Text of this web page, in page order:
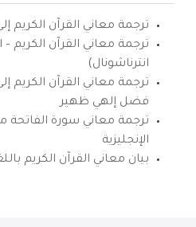
ترجمة معاني القرآن الكريم
ترجمة معاني القرآن الكريم
انترناشونال)
ترجمة معاني القرآن الكريم
فضل إلهي ظهير
ترجمة معاني سورة الفاتحة
الإنجليزية
بيان معاني القرآن الكريم